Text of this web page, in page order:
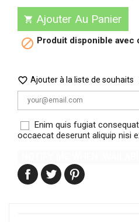
 Ajouter Au Panier
 Produit disponible avec
 Ajouter à la liste de souhaits
Enim quis fugiat
occaecat deserunt aliquip nisi